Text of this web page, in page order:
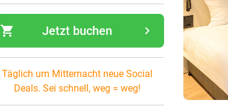
shopping_cart navigate_next
Jetzt buchen
Täglich um Mitternacht neue Social
Deals. Sei schnell, weg = weg!